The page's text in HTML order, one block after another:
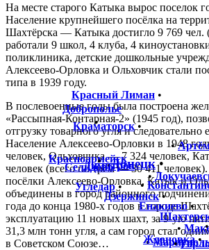
На месте старого Катыка вырос поселок
Население крупнейшего посёлка на
Шахтёрска — Катыка достигло 9 769 чел.
работали 9 школ, 4 клуба, 4
поликлиника, детские дошкольные
Алексеево-Орловка и Ольховчик стали
типа в 1939 году.
В послевоенные годы была построена
«Рассыпная-Контарная-2» (1945 год),
отгрузку товарного угля и следовательно
Население Алексеево-Орловки в 1948
человек, Ольховчика — 7 324 человек,
человек (всего по трём — 30 411 человек).
посёлки Алексеево-Орловка, Катык и
объединены в город районного
года до конца 1980-х годов в городе
эксплуатацию 11 новых шахт, за 9-ую
31,3 млн тонн угля, а сам город стал
в Советском Союзе…
•
•
Угледар•
Донецк•
Доброполье
•
Селидово•
Красноармейск
• •
Димитров
Краматорск•
Красный Лиман •
•
•
Енакиево•
Дзержинск•
•
Ждановка•
•